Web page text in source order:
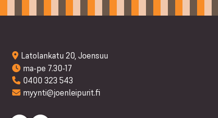
Latolankatu 20, Joensuu
ma-pe 7.30-17
0400 323 543
myynti@joenleipurit.fi